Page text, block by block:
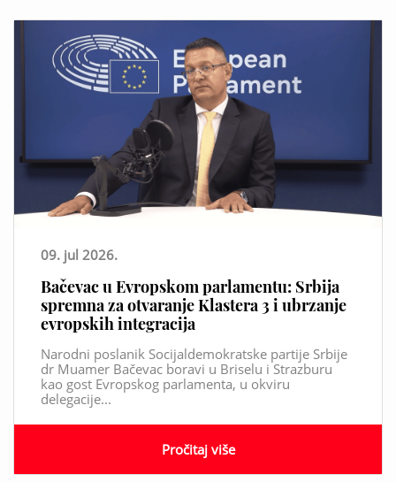
09. jul 2026.
Bačevac u Evropskom parlamentu: Srbija
spremna za otvaranje Klastera 3 i ubrzanje
evropskih integracija
Narodni poslanik Socijaldemokratske partije Srbije
dr Muamer Bačevac boravi u Briselu i Strazburu
kao gost Evropskog parlamenta, u okviru
delegacije...
Pročitaj više